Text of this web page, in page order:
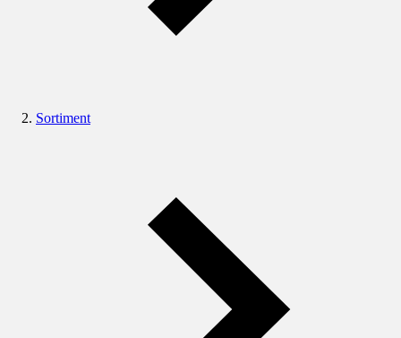
Sortiment